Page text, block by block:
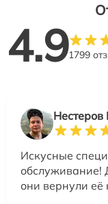
4.91799
Нестеров
Искусные
обслуживание!
они вернули